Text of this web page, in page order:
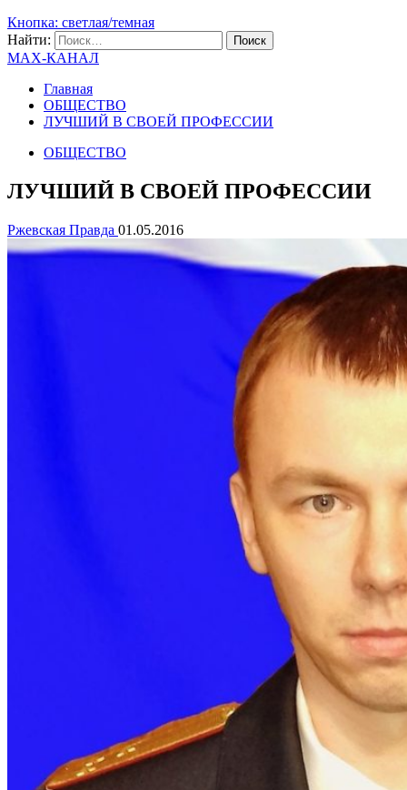
Кнопка: светлая/темная
Найти:
MAX-КАНАЛ
Главная
ОБЩЕСТВО
ЛУЧШИЙ В СВОЕЙ ПРОФЕССИИ
ОБЩЕСТВО
ЛУЧШИЙ В СВОЕЙ ПРОФЕССИИ
Ржевская Правда 01.05.2016